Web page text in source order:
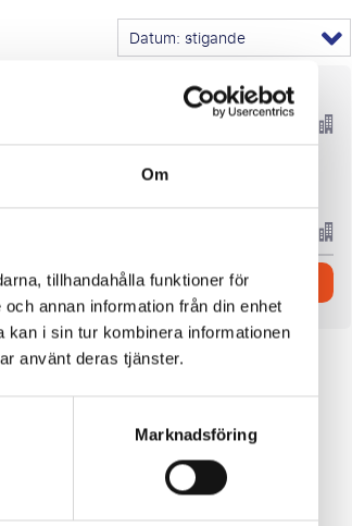
Om
tillhandahålla funktioner för
annan information från din enhet
i sin tur kombinera informationen
använt deras tjänster.
Marknadsföring
Datum: stigande
5099 SEK
10727 SEK
Visa Paket